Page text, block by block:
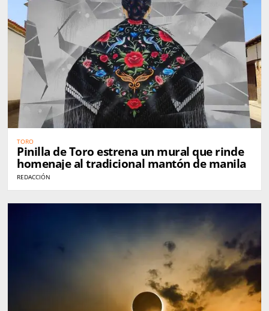
TORO
Pinilla de Toro estrena un mural que rinde
homenaje al tradicional mantón de manila
REDACCIÓN